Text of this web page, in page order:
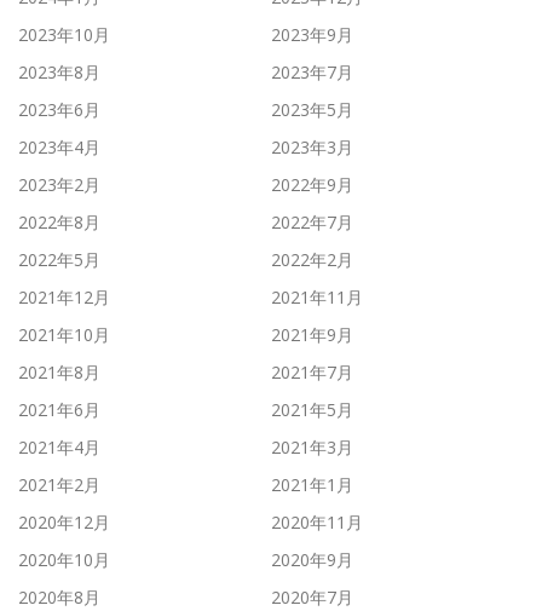
2023年10月
2023年9月
2023年8月
2023年7月
2023年6月
2023年5月
2023年4月
2023年3月
2023年2月
2022年9月
2022年8月
2022年7月
2022年5月
2022年2月
2021年12月
2021年11月
2021年10月
2021年9月
2021年8月
2021年7月
2021年6月
2021年5月
2021年4月
2021年3月
2021年2月
2021年1月
2020年12月
2020年11月
2020年10月
2020年9月
2020年8月
2020年7月